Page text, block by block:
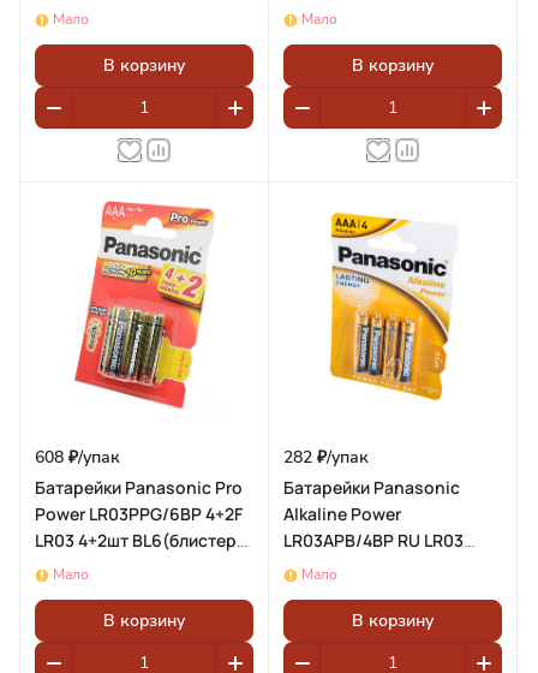
BL2(блистер 2шт)
Мало
В корзину
Мало
В корзину
608 ₽/упак
Батарейки Panasonic Pro
Power LR03PPG/6BP 4+2F
LR03 4+2шт BL6(блистер
6шт)
Мало
В корзину
282 ₽/упак
Батарейки Panasonic
Alkaline Power
LR03APB/4BP RU LR03
BL4(блистер 4шт)
Мало
В корзину